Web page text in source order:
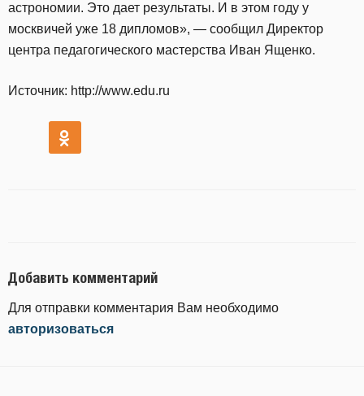
астрономии. Это дает результаты. И в этом году у
москвичей уже 18 дипломов», — сообщил Директор
центра педагогического мастерства Иван Ященко.
Источник: http://www.edu.ru
Добавить комментарий
Для отправки комментария Вам необходимо
авторизоваться